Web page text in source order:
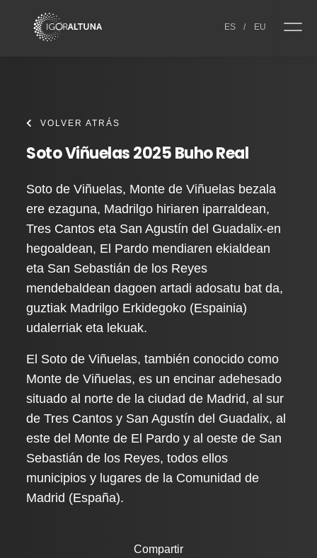
ES / EU
VOLVER ATRÁS
Soto Viñuelas 2025 Buho Real
Soto de Viñuelas, Monte de Viñuelas bezala
ere ezaguna, Madrilgo hiriaren iparraldean,
Tres Cantos eta San Agustín del Guadalix-en
hegoaldean, El Pardo mendiaren ekialdean
eta San Sebastián de los Reyes
mendebaldean dagoen artadi adosatu bat da,
guztiak Madrilgo Erkidegoko (Espainia)
udalerriak eta lekuak.
El Soto de Viñuelas, también conocido como
Monte de Viñuelas, es un encinar adehesado
situado al norte de la ciudad de Madrid, al sur
de Tres Cantos y San Agustín del Guadalix, al
este del Monte de El Pardo y al oeste de San
Sebastián de los Reyes, todos ellos
municipios y lugares de la Comunidad de
Madrid (España).
Compartir